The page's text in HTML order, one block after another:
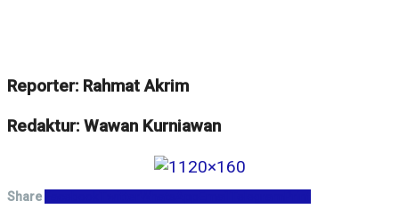
Reporter: Rahmat Akrim
Redaktur: Wawan Kurniawan
Share